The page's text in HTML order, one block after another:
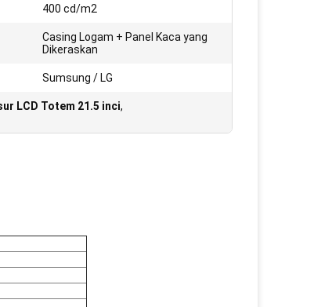
400 cd/m2
Casing Logam + Panel Kaca yang
Dikeraskan
Sumsung / LG
LCD Totem 21.5 inci,